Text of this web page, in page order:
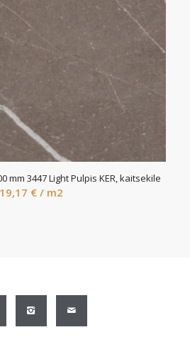
mm 3447 Light Pulpis KER, kaitsekile
19,17 € / m2